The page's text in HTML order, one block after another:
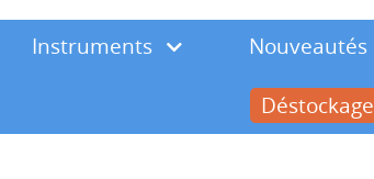
Instruments
Nouveautés
Déstockage